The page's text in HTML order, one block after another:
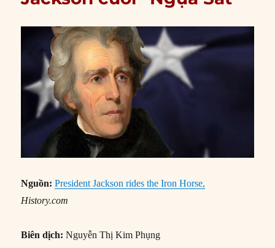
Nguồn: President Jackson rides the Iron Horse,
History.com
Biên dịch: Nguyễn Thị Kim Phụng